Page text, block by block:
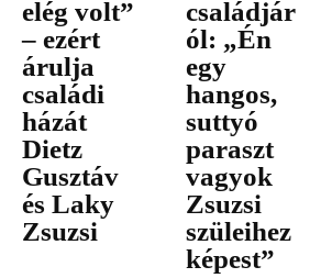
elég volt”
– ezért
árulja
családi
házát
Dietz
Gusztáv
és Laky
Zsuzsi
családjár
ól: „Én
egy
hangos,
suttyó
paraszt
vagyok
Zsuzsi
szüleihez
képest”